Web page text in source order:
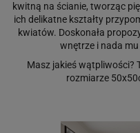
kwitną na ścianie, tworząc
ich delikatne kształty
kwiatów. Doskonała
wnętrze i nada
Masz jakieś wątpliwości?
rozmiarze